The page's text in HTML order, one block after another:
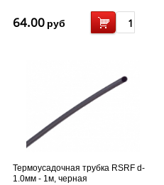
64.00 руб
Термоусадочная трубка RSRF d-
1.0мм - 1м, черная